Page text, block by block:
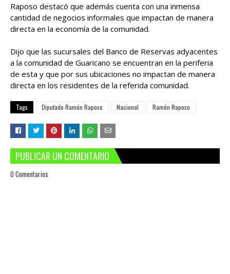
Raposo destacó que además cuenta con una inmensa
cantidad de negocios informales que impactan de manera
directa en la economía de la comunidad.
Dijo que las sucursales del Banco de Reservas adyacentes
a la comunidad de Guaricano se encuentran en la periferia
de esta y que por sus ubicaciones no impactan de manera
directa en los residentes de la referida comunidad.
Tags Diputado Ramón Raposo Nacional Ramón Raposo
PUBLICAR UN COMENTARIO
0 Comentarios